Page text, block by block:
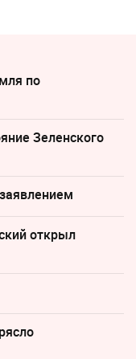
по
Зеленского
открыл